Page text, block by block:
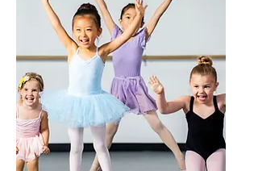
€ 23,00